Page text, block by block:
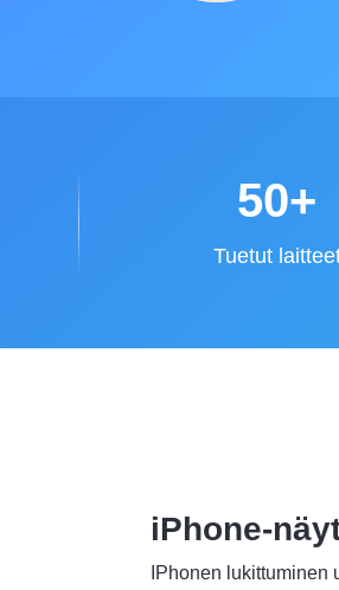
50+
Tuetut
iPhone-
IPhonen